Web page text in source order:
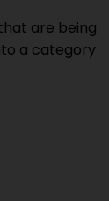
are being
a category